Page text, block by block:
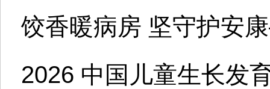
饺香暖病房 坚守护安
2026 中国儿童生长发